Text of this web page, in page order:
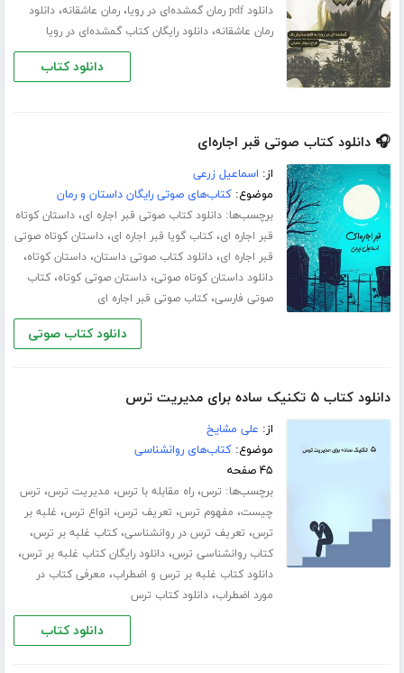
دانلود pdf رمان گمشده‌ای در رویا ،رمان عاشقانه،دانلود
رمان عاشقانه،دانلود رایگان کتاب گمشده‌ای در رویا
دانلود کتاب
🎧 دانلود کتاب صوتی قبر اجاره‌ای
از: اسماعیل زرعی
موضوع:کتاب‌های صوتی رایگان داستان و رمان
برچسب‌ها:دانلود کتاب صوتی قبر اجاره ای،داستان کوتاه
قبر اجاره ای،کتاب گویا قبر اجاره ای،داستان کوتاه صوتی
قبر اجاره ای،دانلود کتاب صوتی داستان،داستان کوتاه،
دانلود داستان کوتاه صوتی،داستان صوتی کوتاه،کتاب
صوتی فارسی،کتاب صوتی قبر اجاره ای
دانلود کتاب صوتی
دانلود کتاب ۵ تکنیک ساده برای مدیریت ترس
از: علی مشایخ
موضوع:کتاب‌های روانشناسی
۴۵ صفحه
برچسب‌ها: ترس،راه مقابله با ترس، مدیریت ترس، ترس
چیست، مفهوم ترس، تعریف ترس، انواع ترس، غلبه بر
ترس، تعریف ترس در روانشناسی،کتاب غلبه بر ترس،
کتاب روانشناسی ترس،دانلود رایگان کتاب غلبه بر ترس،
دانلود کتاب غلبه بر ترس و اضطراب، معرفی کتاب در
مورد اضطراب،دانلود کتاب ترس
دانلود کتاب